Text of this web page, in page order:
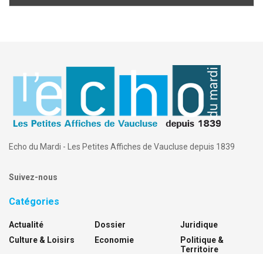
Echo du Mardi - Les Petites Affiches de Vaucluse depuis 1839
Suivez-nous
Catégories
Actualité
Culture & Loisirs
Dossier
Economie
Juridique
Politique &
Territoire